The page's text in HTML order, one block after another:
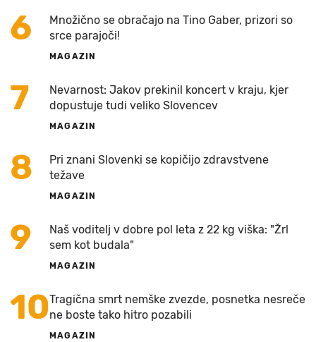
6
Množično se obračajo na Tino Gaber, prizori so
srce parajoči!
MAGAZIN
7
Nevarnost: Jakov prekinil koncert v kraju, kjer
dopustuje tudi veliko Slovencev
MAGAZIN
8
Pri znani Slovenki se kopičijo zdravstvene
težave
MAGAZIN
9
Naš voditelj v dobre pol leta z 22 kg viška: "Žrl
sem kot budala"
MAGAZIN
10Tragična smrt nemške zvezde, posnetka nesreče
ne boste tako hitro pozabili
MAGAZIN